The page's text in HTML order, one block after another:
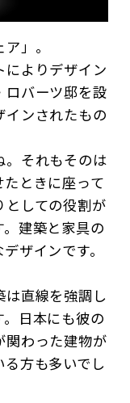
」。
よりデザイン
ロバーツ邸を設
ンされたもの
。それもそのは
ときに座って
としての役割が
建築と家具の
ザインです。
は直線を強調し
日本にも彼の
関わった建物が
方も多いでし